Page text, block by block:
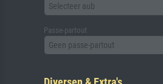
Selecteer aub
Passe-partout
Geen passe-partout